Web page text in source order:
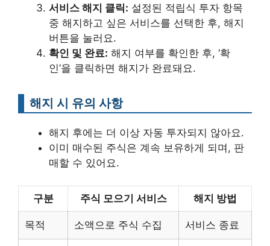
서비스 해지 클릭: 설정된 적립식 투자 항목
중 해지하고 싶은 서비스를 선택한 후, 해지
버튼을 눌러요.
확인 및 완료: 해지 여부를 확인한 후, ‘확
인’을 클릭하면 해지가 완료돼요.
해지 시 유의 사항
해지 후에는 더 이상 자동 투자되지 않아요.
이미 매수된 주식은 계속 보유하게 되며, 판
매할 수 있어요.
구분 주식 모으기 서비스 해지 방법
목적 소액으로 주식 수집 서비스 종료